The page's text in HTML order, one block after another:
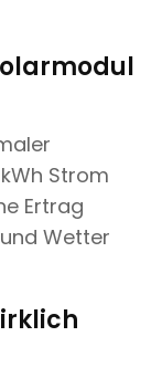
Strom
Ertrag
Wetter